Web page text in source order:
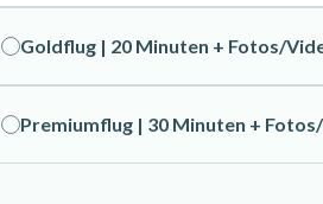
Goldflug | 20 Minuten + Fotos/
Premiumflug | 30 Minuten +